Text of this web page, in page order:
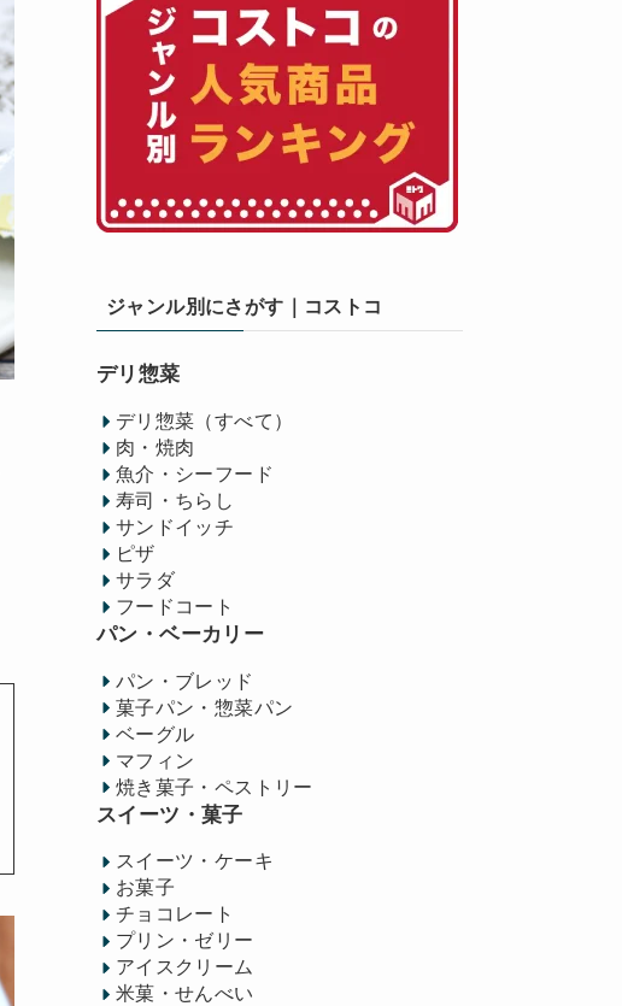
ジャンル別にさがす｜コストコ
デリ惣菜
デリ惣菜（すべて）
肉・焼肉
魚介・シーフード
寿司・ちらし
サンドイッチ
ピザ
サラダ
フードコート
パン・ベーカリー
パン・ブレッド
菓子パン・惣菜パン
ベーグル
マフィン
焼き菓子・ペストリー
スイーツ・菓子
スイーツ・ケーキ
お菓子
チョコレート
プリン・ゼリー
アイスクリーム
米菓・せんべい